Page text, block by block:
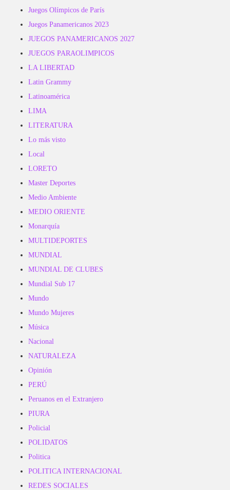
Juegos Olímpicos de París
Juegos Panamericanos 2023
JUEGOS PANAMERICANOS 2027
JUEGOS PARAOLIMPICOS
LA LIBERTAD
Latin Grammy
Latinoamérica
LIMA
LITERATURA
Lo más visto
Local
LORETO
Master Deportes
Medio Ambiente
MEDIO ORIENTE
Monarquía
MULTIDEPORTES
MUNDIAL
MUNDIAL DE CLUBES
Mundial Sub 17
Mundo
Mundo Mujeres
Música
Nacional
NATURALEZA
Opinión
PERÚ
Peruanos en el Extranjero
PIURA
Policial
POLIDATOS
Politica
POLITICA INTERNACIONAL
REDES SOCIALES